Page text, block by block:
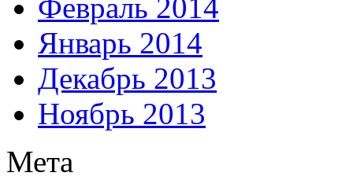
Февраль 2014
Январь 2014
Декабрь 2013
Ноябрь 2013
Мета